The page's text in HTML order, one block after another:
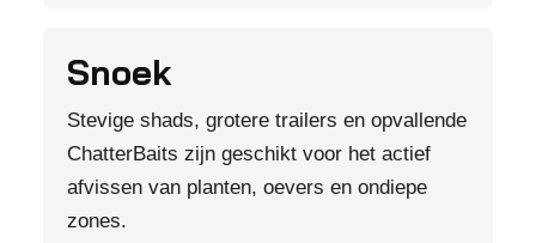
Snoek
Stevige shads, grotere trailers en opvallende
ChatterBaits zijn geschikt voor het actief
afvissen van planten, oevers en ondiepe
zones.